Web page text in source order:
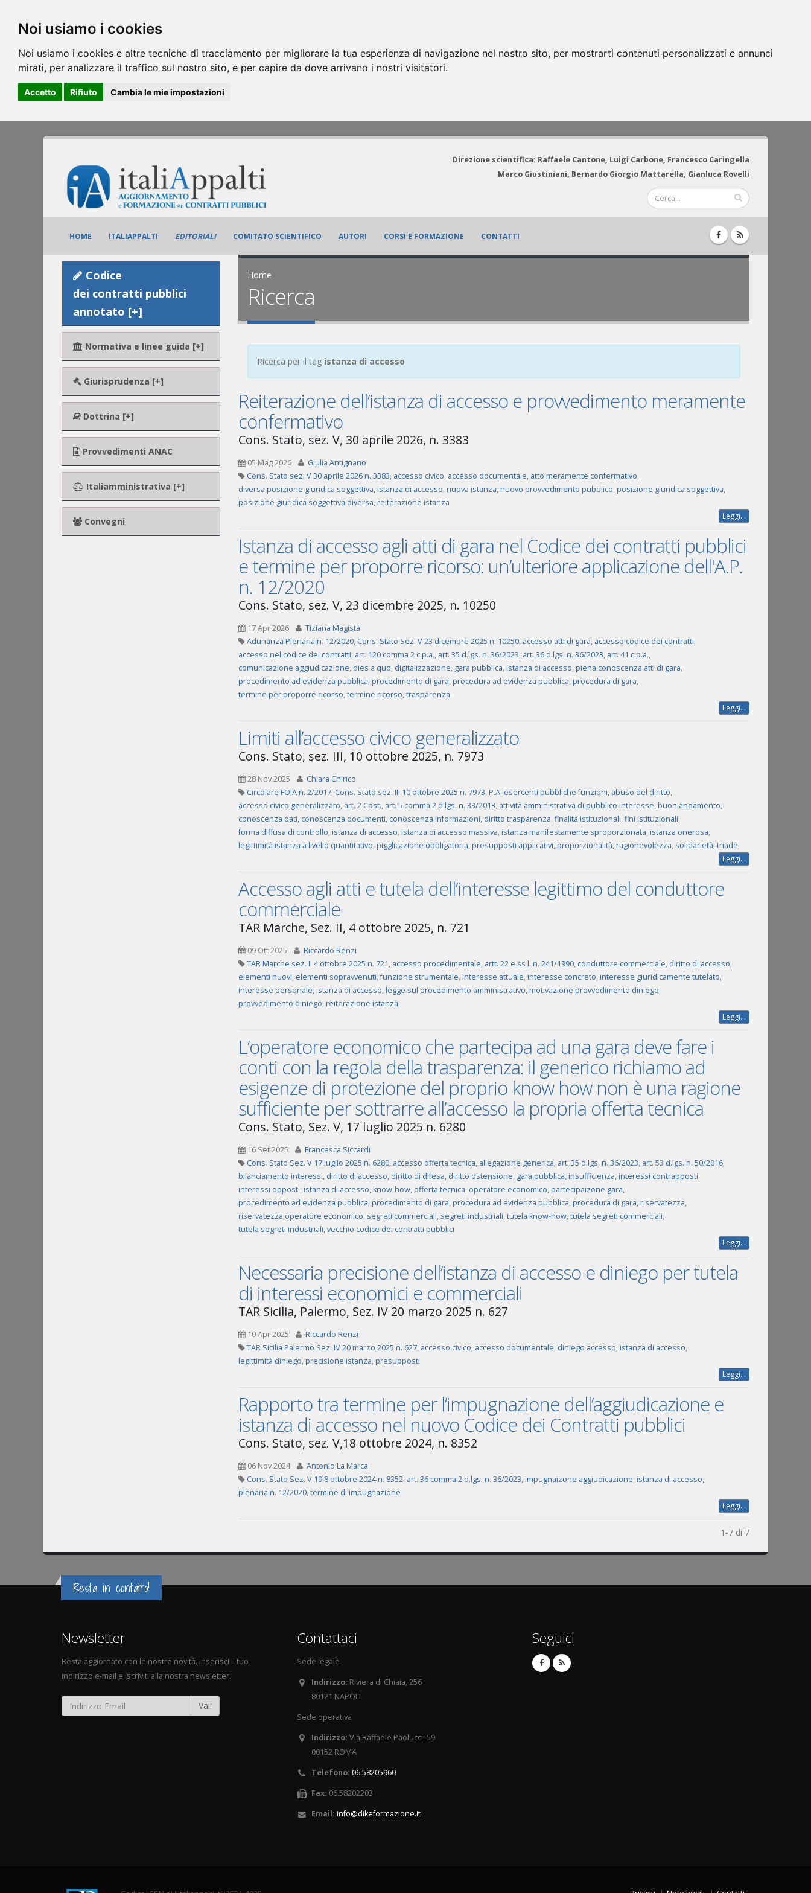
Noi usiamo i cookies
Noi usiamo i cookies e altre tecniche di tracciamento per migliorare la tua esperienza di navigazione nel nostro sito, per mostrarti contenuti personalizzati e annunci
mirati, per analizzare il traffico sul nostro sito, e per capire da dove arrivano i nostri visitatori.
Accetto Rifiuto Cambia le mie impostazioni
Direzione scientifica: Raffaele Cantone, Luigi Carbone, Francesco Caringella
Marco Giustiniani, Bernardo Giorgio Mattarella, Gianluca Rovelli
HOME ITALIAPPALTI EDITORIALI COMITATO SCIENTIFICO AUTORI CORSI E FORMAZIONE CONTATTI
Codice
dei contratti pubblici
annotato [+]
Normativa e linee guida [+]
Giurisprudenza [+]
Dottrina [+]
Provvedimenti ANAC
Italiamministrativa [+]
Convegni
Home
Ricerca
Ricerca per il tag istanza di accesso
Reiterazione dell’istanza di accesso e provvedimento meramente
confermativo
Cons. Stato, sez. V, 30 aprile 2026, n. 3383
05 Mag 2026
Giulia Antignano
Cons. Stato sez. V 30 aprile 2026 n. 3383, accesso civico, accesso documentale, atto meramente confermativo,
diversa posizione giuridica soggettiva,istanza di accesso,nuova istanza,nuovo provvedimento pubblico,posizione giuridica soggettiva,
posizione giuridica soggettiva diversa,reiterazione istanza
Leggi...
Istanza di accesso agli atti di gara nel Codice dei contratti pubblici
e termine per proporre ricorso: un’ulteriore applicazione dell'A.P.
n. 12/2020
Cons. Stato, sez. V, 23 dicembre 2025, n. 10250
17 Apr 2026
Tiziana Magistà
Adunanza Plenaria n. 12/2020, Cons. Stato Sez. V 23 dicembre 2025 n. 10250, accesso atti di gara, accesso codice dei contratti,
accesso nel codice dei contratti, art. 120 comma 2 c.p.a., art. 35 d.lgs. n. 36/2023, art. 36 d.lgs. n. 36/2023, art. 41 c.p.a.,
comunicazione aggiudicazione, dies a quo, digitalizzazione, gara pubblica,istanza di accesso,piena conoscenza atti di gara,
procedimento ad evidenza pubblica,procedimento di gara,procedura ad evidenza pubblica,procedura di gara,
termine per proporre ricorso,termine ricorso,trasparenza
Leggi...
Limiti all’accesso civico generalizzato
Cons. Stato, sez. III, 10 ottobre 2025, n. 7973
28 Nov 2025
Chiara Chirico
Circolare FOIA n. 2/2017, Cons. Stato sez. III 10 ottobre 2025 n. 7973,P.A. esercenti pubbliche funzioni, abuso del diritto,
accesso civico generalizzato, art. 2 Cost., art. 5 comma 2 d.lgs. n. 33/2013, attività amministrativa di pubblico interesse,buon andamento,
conoscenza dati, conoscenza documenti, conoscenza informazioni, diritto trasparenza,finalità istituzionali,fini istituzionali,
forma diffusa di controllo,istanza di accesso,istanza di accesso massiva,istanza manifestamente sproporzionata,istanza onerosa,
legittimità istanza a livello quantitativo,pigglicazione obbligatoria,presupposti applicativi,proporzionalità,ragionevolezza, solidarietà,triade
Leggi...
Accesso agli atti e tutela dell’interesse legittimo del conduttore
commerciale
TAR Marche, Sez. II, 4 ottobre 2025, n. 721
09 Ott 2025
Riccardo Renzi
TAR Marche sez. II 4 ottobre 2025 n. 721, accesso procedimentale, artt. 22 e ss l. n. 241/1990, conduttore commerciale, diritto di accesso,
elementi nuovi, elementi sopravvenuti,funzione strumentale,interesse attuale,interesse concreto,interesse giuridicamente tutelato,
interesse personale,istanza di accesso,legge sul procedimento amministrativo,motivazione provvedimento diniego,
provvedimento diniego,reiterazione istanza
Leggi...
L’operatore economico che partecipa ad una gara deve fare i
conti con la regola della trasparenza: il generico richiamo ad
esigenze di protezione del proprio know how non è una ragione
sufficiente per sottrarre all’accesso la propria offerta tecnica
Cons. Stato, Sez. V, 17 luglio 2025 n. 6280
16 Set 2025
Francesca Siccardi
Cons. Stato Sez. V 17 luglio 2025 n. 6280, accesso offerta tecnica, allegazione generica, art. 35 d.lgs. n. 36/2023, art. 53 d.lgs. n. 50/2016,
bilanciamento interessi, diritto di accesso, diritto di difesa, diritto ostensione, gara pubblica,insufficienza,interessi contrapposti,
interessi opposti,istanza di accesso,know-how, offerta tecnica, operatore economico,partecipaizone gara,
procedimento ad evidenza pubblica,procedimento di gara,procedura ad evidenza pubblica,procedura di gara,riservatezza,
riservatezza operatore economico, segreti commerciali, segreti industriali,tutela know-how,tutela segreti commerciali,
tutela segreti industriali,vecchio codice dei contratti pubblici
Leggi...
Necessaria precisione dell’istanza di accesso e diniego per tutela
di interessi economici e commerciali
TAR Sicilia, Palermo, Sez. IV 20 marzo 2025 n. 627
10 Apr 2025
Riccardo Renzi
TAR Sicilia Palermo Sez. IV 20 marzo 2025 n. 627, accesso civico, accesso documentale, diniego accesso,istanza di accesso,
legittimità diniego,precisione istanza,presupposti
Leggi...
Rapporto tra termine per l’impugnazione dell’aggiudicazione e
istanza di accesso nel nuovo Codice dei Contratti pubblici
Cons. Stato, sez. V,18 ottobre 2024, n. 8352
06 Nov 2024
Antonio La Marca
Cons. Stato Sez. V 19ì8 ottobre 2024 n. 8352, art. 36 comma 2 d.lgs. n. 36/2023,impugnaizone aggiudicazione,istanza di accesso,
plenaria n. 12/2020,termine di impugnazione
Leggi...
1-7 di 7
Resta in contatto!
Newsletter
Resta aggiornato con le nostre novità. Inserisci il tuo
indirizzo e-mail e iscriviti alla nostra newsletter.
Vai!
Contattaci
Sede legale
Indirizzo: Riviera di Chiaia, 256
80121 NAPOLI
Sede operativa
Indirizzo: Via Raffaele Paolucci, 59
00152 ROMA
Telefono: 06.58205960
Fax: 06.58202203
Email: info@dikeformazione.it
Seguici